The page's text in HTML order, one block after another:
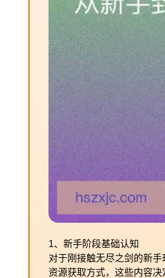
1、新手阶段基础认知
对于刚接触无尽之剑的新
资源获取方式，这些内容